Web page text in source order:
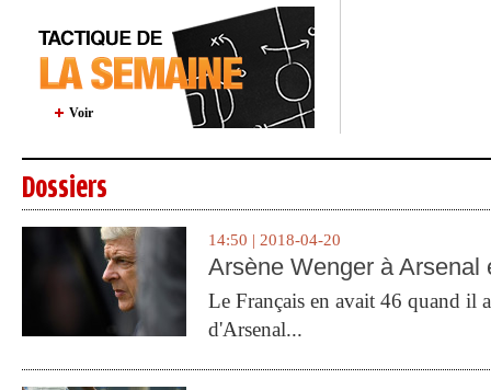
Voir
Dossiers
14:50 | 2018-04-20
Arsène Wenger à Arsenal
Le Français en avait 46 quand il
d'Arsenal...